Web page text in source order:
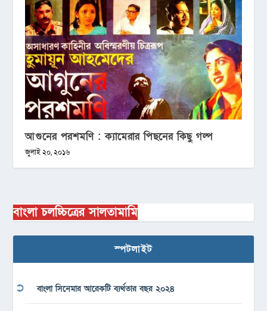
আগুনের পরশমণি : ক্যামেরার পিছনের কিছু গল্প
জুলাই ২০, ২০১৬
বাংলা চলচ্চিত্রের সালতামামি
স্পটলাইট
বাংলা সিনেমার আরেকটি ব্যর্থতার বছর ২০২৪